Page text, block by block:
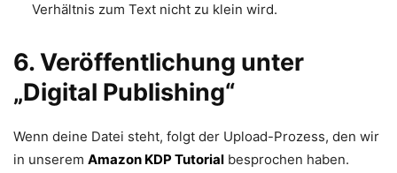
Verhältnis zum Text nicht zu klein wird.
6. Veröffentlichung unter
„Digital Publishing“
Wenn deine Datei steht, folgt der Upload-Prozess, den wir
in unserem Amazon KDP Tutorial besprochen haben.